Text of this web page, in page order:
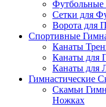
Футбольные
Сетки для
Ворота для
Спортивные
Канаты
Канаты для
Канаты для
Гимнастические
Скамьи
Ножках